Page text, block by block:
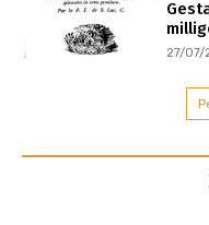
27/07/